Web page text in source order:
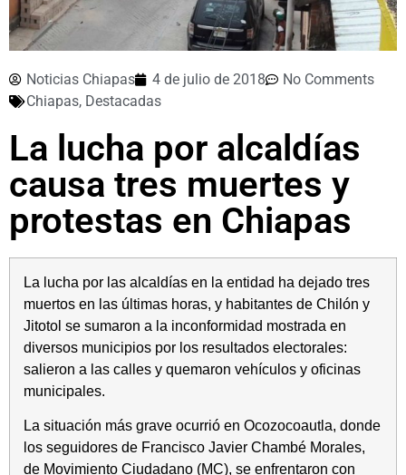
Noticias Chiapas 4 de julio de 2018
No Comments
Chiapas, Destacadas
La lucha por alcaldías
causa tres muertes y
protestas en Chiapas
La lucha por las alcaldías en la entidad ha dejado tres
muertos en las últimas horas, y habitantes de Chilón y
Jitotol se sumaron a la inconformidad mostrada en
diversos municipios por los resultados electorales:
salieron a las calles y quemaron vehículos y oficinas
municipales.
La situación más grave ocurrió en Ocozocoautla, donde
los seguidores de Francisco Javier Chambé Morales,
de Movimiento Ciudadano (MC), se enfrentaron con